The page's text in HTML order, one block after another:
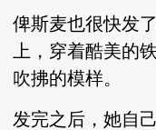
俾斯麦也很快发
上，穿着酷美的
吹拂的模样。
发完之后，她自